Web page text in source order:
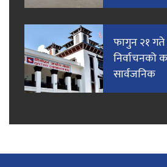
फागुन २१ गते
निर्वाचनको
सार्वजनिक